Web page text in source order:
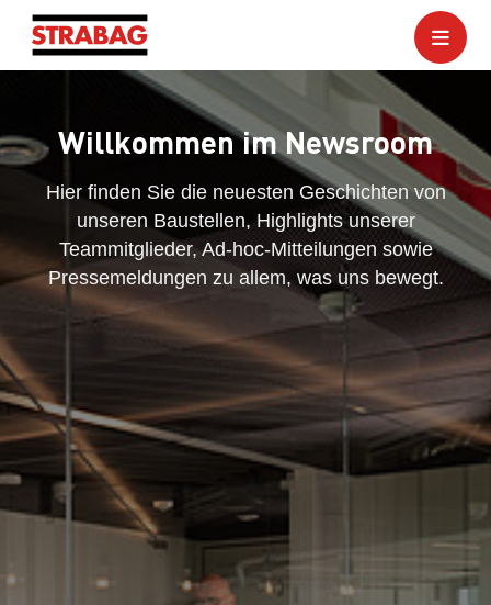
Willkommen im Newsroom
Hier finden Sie die neuesten Geschichten von
unseren Baustellen, Highlights unserer
Teammitglieder, Ad-hoc-Mitteilungen sowie
Pressemeldungen zu allem, was uns bewegt.